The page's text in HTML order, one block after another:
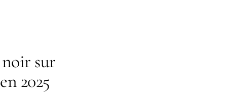
noir sur
2025